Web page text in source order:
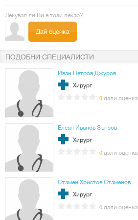
Лекувал ли Ви е този лекар?
Дай оценка
ПОДОБНИ СПЕЦИАЛИСТИ
Иван Петров Джуров
Хирург
0 дали оценка
Елеан Иванов Зънзов
Хирург
0 дали оценка
Стамен Христов Стаменов
Хирург
0 дали оценка